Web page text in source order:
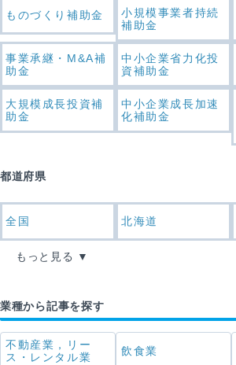
ものづくり補助金
小規模事業者持続
補助金
事業承継・M&A補
助金
中小企業省力化投
資補助金
大規模成長投資補
助金
中小企業成長加速
化補助金
都道府県
全国 北海道
もっと見る
業種から記事を探す
不動産業，リー
ス・レンタル業
飲食業